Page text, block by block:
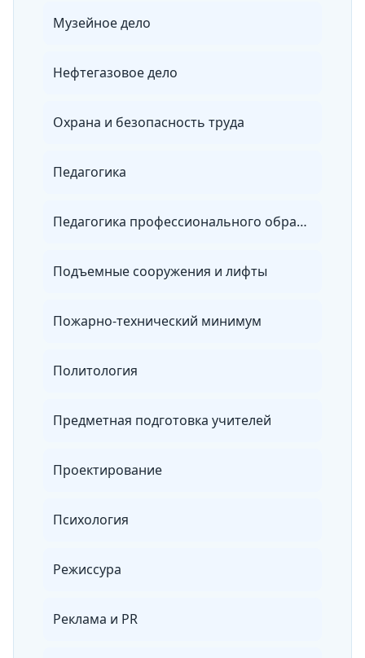
Музейное дело
Нефтегазовое дело
Охрана и безопасность труда
Педагогика
Педагогика профессионального образования
Подъемные сооружения и лифты
Пожарно-технический минимум
Политология
Предметная подготовка учителей
Проектирование
Психология
Режиссура
Реклама и PR